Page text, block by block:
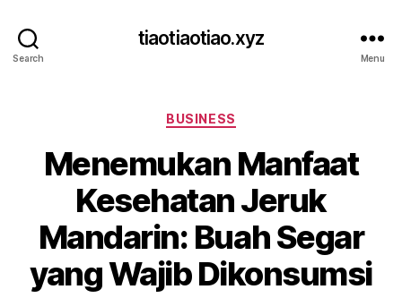
Search
tiaotiaotiao.xyz
Menu
Categories
BUSINESS
Menemukan Manfaat
Kesehatan Jeruk
Mandarin: Buah Segar
yang Wajib Dikonsumsi